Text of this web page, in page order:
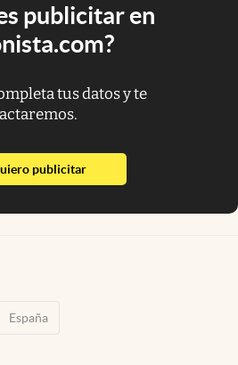
publicitar en
tus datos y te
publicitarabre en nueva pestaña
España